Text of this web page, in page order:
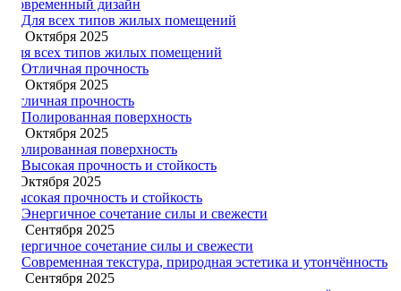
Современный дизайн
27 Октября 2025
Для всех типов жилых помещений
21 Октября 2025
Отличная прочность
14 Октября 2025
Полированная поверхность
8 Октября 2025
Высокая прочность и стойкость
25 Сентября 2025
Энергичное сочетание силы и свежести
19 Сентября 2025